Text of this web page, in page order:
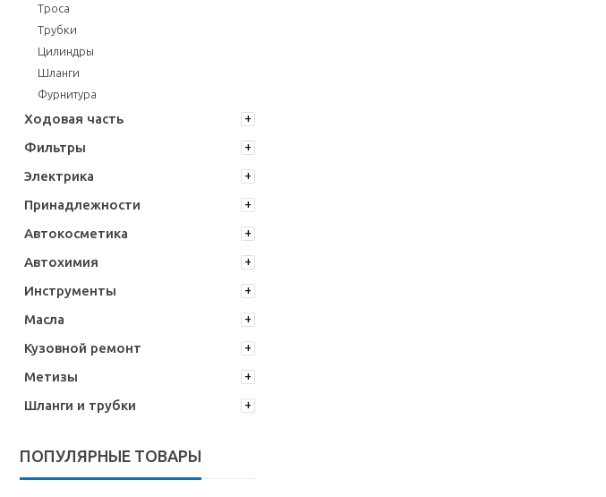
Троса
Трубки
Цилиндры
Шланги
Фурнитура
Ходовая часть
Фильтры
Электрика
Принадлежности
Автокосметика
Автохимия
Инструменты
Масла
Кузовной ремонт
Метизы
Шланги и трубки
ПОПУЛЯРНЫЕ ТОВАРЫ